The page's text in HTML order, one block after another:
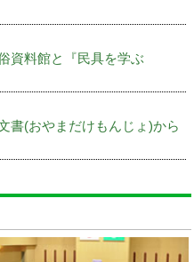
資料館と『民具を学ぶ
書(おやまだけもんじょ)から